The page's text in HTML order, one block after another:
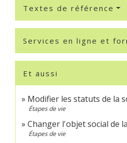
Textes de référence
Services en ligne et
Et aussi
Modifier les statuts de la
Étapes de vie
Changer l'objet social de
Étapes de vie